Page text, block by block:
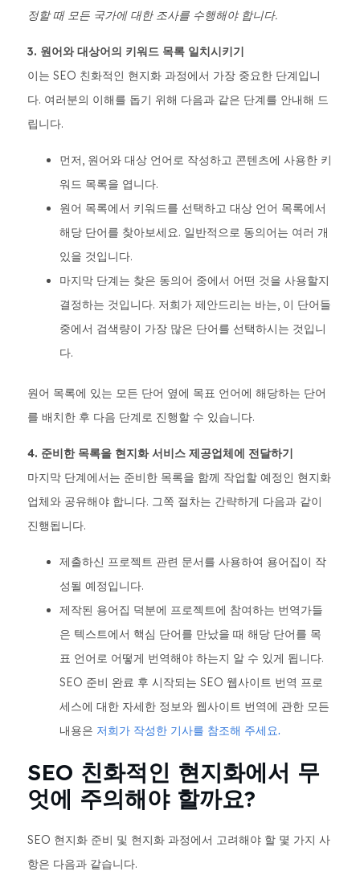
정할 때 모든 국가에 대한 조사를 수행해야 합니다.
3. 원어와 대상어의 키워드 목록 일치시키기
이는 SEO 친화적인 현지화 과정에서 가장 중요한 단계입니
다. 여러분의 이해를 돕기 위해 다음과 같은 단계를 안내해 드
립니다.
먼저, 원어와 대상 언어로 작성하고 콘텐츠에 사용한 키
워드 목록을 엽니다.
원어 목록에서 키워드를 선택하고 대상 언어 목록에서
해당 단어를 찾아보세요. 일반적으로 동의어는 여러 개
있을 것입니다.
마지막 단계는 찾은 동의어 중에서 어떤 것을 사용할지
결정하는 것입니다. 저희가 제안드리는 바는, 이 단어들
중에서 검색량이 가장 많은 단어를 선택하시는 것입니
다.
원어 목록에 있는 모든 단어 옆에 목표 언어에 해당하는 단어
를 배치한 후 다음 단계로 진행할 수 있습니다.
4. 준비한 목록을 현지화 서비스 제공업체에 전달하기
마지막 단계에서는 준비한 목록을 함께 작업할 예정인 현지화
업체와 공유해야 합니다. 그쪽 절차는 간략하게 다음과 같이
진행됩니다.
제출하신 프로젝트 관련 문서를 사용하여 용어집이 작
성될 예정입니다.
제작된 용어집 덕분에 프로젝트에 참여하는 번역가들
은 텍스트에서 핵심 단어를 만났을 때 해당 단어를 목
표 언어로 어떻게 번역해야 하는지 알 수 있게 됩니다.
SEO 준비 완료 후 시작되는 SEO 웹사이트 번역 프로
세스에 대한 자세한 정보와 웹사이트 번역에 관한 모든
내용은 저희가 작성한 기사를 참조해 주세요.
SEO 친화적인 현지화에서 무
엇에 주의해야 할까요?
SEO 현지화 준비 및 현지화 과정에서 고려해야 할 몇 가지 사
항은 다음과 같습니다.